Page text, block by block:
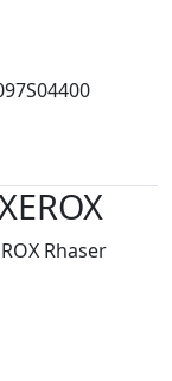
Rhaser